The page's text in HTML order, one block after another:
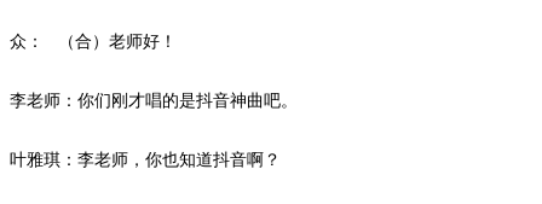
众： （合）老师好！
李老师：你们刚才唱的是抖音神曲吧。
叶雅琪：李老师，你也知道抖音啊？